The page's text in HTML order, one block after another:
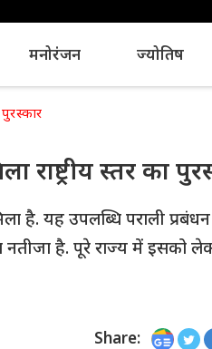
मनोरंजन ज्योतिष
स्तर का
है. यह उपलब्धि पराली
नतीजा है. पूरे राज्य में इसको
Share: